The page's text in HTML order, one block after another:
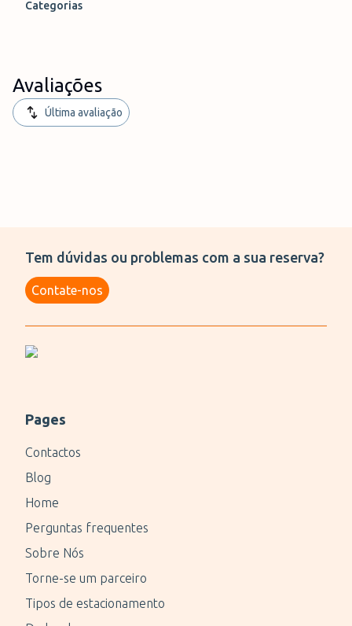
Categorias
Avaliações
Última avaliação
Tem dúvidas ou problemas com a sua reserva?
Contate-nos
Pages
Contactos
Blog
Home
Perguntas frequentes
Sobre Nós
Torne-se um parceiro
Tipos de estacionamento